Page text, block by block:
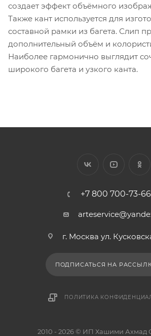
создает эффект объёмного
Также кант используется для
составной рамки из багета. Слип
дополнительный объём и
Наиболее гармонично выглядит
широкого багета и узкого канта.
+7 800 700-73-66
г. Москва ул.
ПОДПИСАТЬСЯ НА
ПОЛИТИКА
2010 - 2026 © ИП Хашими